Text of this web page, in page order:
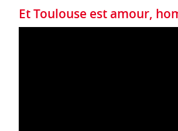
Et Toulouse est amour,